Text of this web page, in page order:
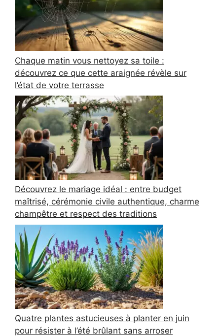
Chaque matin vous nettoyez sa toile :
découvrez ce que cette araignée révèle sur
l’état de votre terrasse
Découvrez le mariage idéal : entre budget
maîtrisé, cérémonie civile authentique, charme
champêtre et respect des traditions
Quatre plantes astucieuses à planter en juin
pour résister à l’été brûlant sans arroser